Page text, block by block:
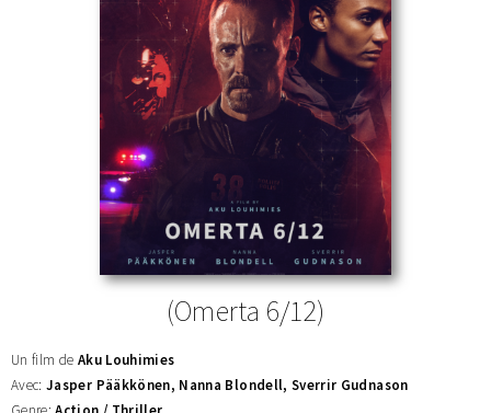
(Omerta 6/12)
Un film de Aku Louhimies
Avec:Jasper Pääkkönen, Nanna Blondell, Sverrir Gudnason